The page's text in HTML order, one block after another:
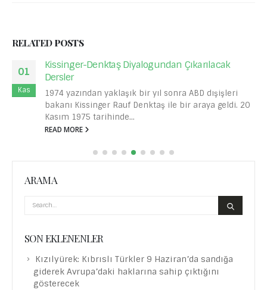
RELATEDPOSTS
01
Kas
Kissinger-Denktaş Diyalogundan Çıkarılacak
Dersler
1974 yazından yaklaşık bir yıl sonra ABD dışişleri
bakanı Kissinger Rauf Denktaş ile bir araya geldi. 20
Kasım 1975 tarihinde...
READ MORE
ARAMA
SON EKLENENLER
Kızılyürek: Kıbrıslı Türkler 9 Haziran’da sandığa
giderek Avrupa’daki haklarına sahip çıktığını
gösterecek